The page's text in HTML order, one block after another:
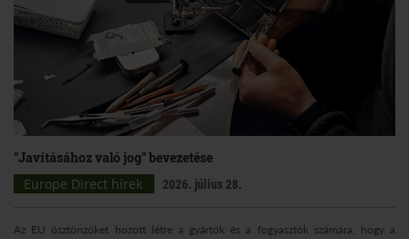
"Javításához való jog" bevezetése
Europe Direct hírek
2026. július 28.
Az EU ösztönzőket hozott létre a gyártók és a fogyasztók számára, hogy a